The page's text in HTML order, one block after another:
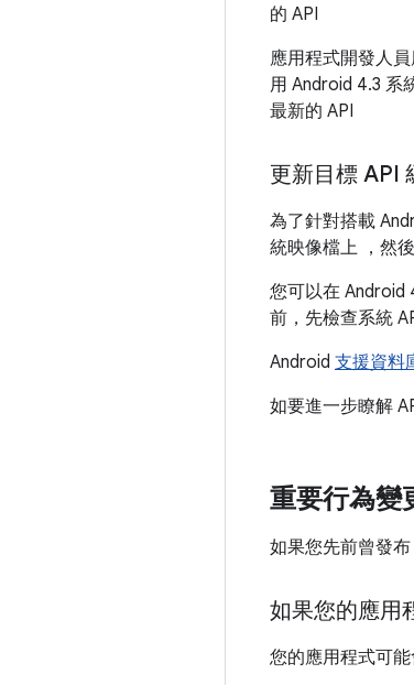
的 API
應用程式開發人
用 Android 4.3 系
最新的 API
更新目標 API
為了針對搭載
統映像檔上 ，然
您可以在 Android
前，先檢查系統
Android 支援資料
如要進一步瞭解
重要行為變
如果您先前曾發
如果您的應用
您的應用程式可